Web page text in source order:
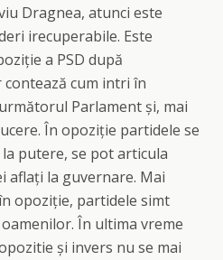
Dragnea, atunci este
irecuperabile. Este
a PSD după
cum intri în
Parlament și, mai
În opoziție partidele se
putere, se pot articula
aflați la guvernare. Mai
opoziție, partidele simt
În ultima vreme
și invers nu se mai